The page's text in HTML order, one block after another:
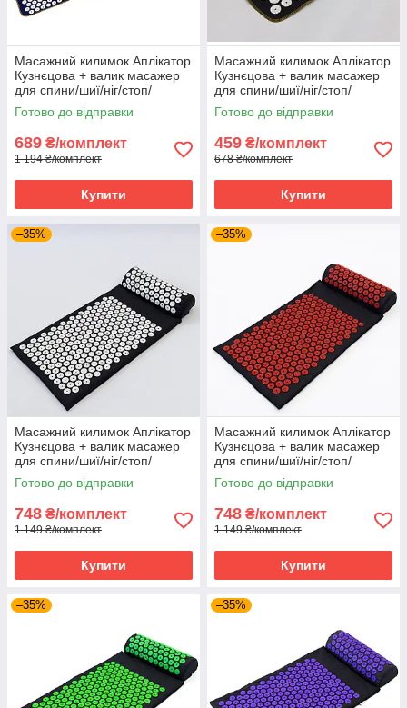
Масажний килимок Аплікатор
Кузнєцова + валик масажер
для спини/шиї/ніг/стоп/
голови/тіла OSPORT (n-0009)
Синьо-білий
Готово до відправки
689 ₴/комплект
1 194 ₴/комплект
Купити
Масажний килимок Аплікатор
Кузнєцова + валик масажер
для спини/шиї/ніг/стоп/
голови/тіла OSPORT (n-0002)
Чорно-білий
Готово до відправки
459 ₴/комплект
678 ₴/комплект
Купити
–35%
Масажний килимок Аплікатор
Кузнєцова + валик масажер
для спини/шиї/ніг/стоп/
голови/тіла OSPORT Pro (apl-
011) Чорно-білий
Готово до відправки
748 ₴/комплект
1 149 ₴/комплект
Купити
–35%
Масажний килимок Аплікатор
Кузнєцова + валик масажер
для спини/шиї/ніг/стоп/
голови/тіла OSPORT Pro (apl-
011) Чорно-червоний
Готово до відправки
748 ₴/комплект
1 149 ₴/комплект
Купити
–35% –35%